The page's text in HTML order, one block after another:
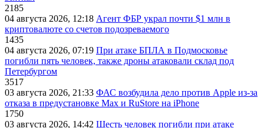
2185
04 августа 2026, 12:18 Агент ФБР украл почти $1 млн в
криптовалюте со счетов подозреваемого
1435
04 августа 2026, 07:19 При атаке БПЛА в Подмосковье
погибли пять человек, также дроны атаковали склад под
Петербургом
3517
03 августа 2026, 21:33 ФАС возбудила дело против Apple из-за
отказа в предустановке Max и RuStore на iPhone
1750
03 августа 2026, 14:42 Шесть человек погибли при атаке